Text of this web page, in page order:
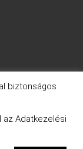
biztonságos
Adatkezelési